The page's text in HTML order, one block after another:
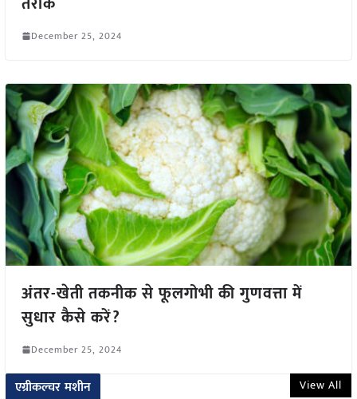
December 25, 2024
अंतर-खेती तकनीक से फूलगोभी की गुणवत्ता में
सुधार कैसे करें?
December 25, 2024
एग्रीकल्चर मशीन View All